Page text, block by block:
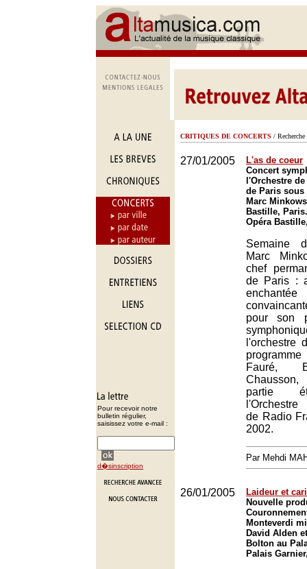
Pour recevoir notre
bulletin régulier,
saisissez votre e-mail :
d�sinscription
CRITIQUES DE CONCERTS / Recherche
27/01/2005
L'as de coeur
Concert
l'Orchestre
de Paris
Marc
Bastille, Paris.
Opéra
Semaine
Marc
chef
de Paris :
pour son
l'orchestre
Fauré,
partie
l'Orchestre
de Radio
2002.
Par Mehdi
26/01/2005
Laideur et
Nouvelle
Monteverdi
David Alden
Bolton au
Palais